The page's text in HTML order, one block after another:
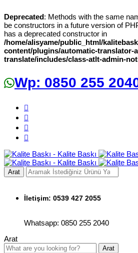
Deprecated: Methods with the same
be constructors in a future version of
has a deprecated constructor in
/home/alisyame/public_html/
content/plugins/automatic-translator-
translate/includes/class-atlt-admin-
Wp: 0850 255
Arat
İletişim: 0539 427 2055
Whatsapp: 0850 255 2040
Arat
Arat